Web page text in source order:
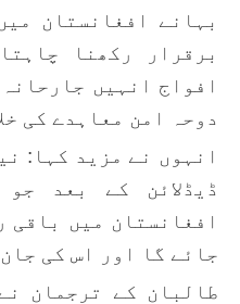
بہانے افغانستان
برقرار رکھنا
افواج انہیں
دوحہ امن معاہدے کی
انہوں نے مزید کہا:
ڈیڈلائن کے بعد
افغانستان میں باقی
جائے گا اور اس کی
طالبان کے ترجمان